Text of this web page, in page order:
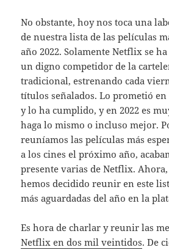
No obstante, hoy nos toca una
de nuestra lista de las películas
año 2022. Solamente Netflix se
un digno competidor de la
tradicional, estrenando cada
títulos señalados. Lo prometió
y lo ha cumplido, y en 2022 es
haga lo mismo o incluso mejor.
reuníamos las películas más
a los cines el próximo año,
presente varias de Netflix.
hemos decidido reunir en este
más aguardadas del año en la
Es hora de charlar y reunir las
Netflix en dos mil veintidos. De